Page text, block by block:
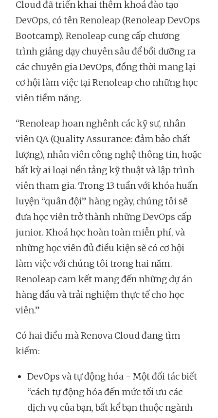
Cloud đã triển khai thêm khoá đào tạo
DevOps, có tên Renoleap (Renoleap DevOps
Bootcamp). Renoleap cung cấp chương
trình giảng dạy chuyên sâu để bồi dưỡng ra
các chuyên gia DevOps, đồng thời mang lại
cơ hội làm việc tại Renoleap cho những học
viên tiềm năng.
“Renoleap hoan nghênh các kỹ sư, nhân
viên QA (Quality Assurance: đảm bảo chất
lượng), nhân viên công nghệ thông tin, hoặc
bất kỳ ai loại nền tảng kỹ thuật và lập trình
viên tham gia. Trong 13 tuần với khóa huấn
luyện “quân đội” hàng ngày, chúng tôi sẽ
đưa học viên trở thành những DevOps cấp
junior. Khoá học hoàn toàn miễn phí, và
những học viên đủ điều kiện sẽ có cơ hội
làm việc với chúng tôi trong hai năm.
Renoleap cam kết mang đến những dự án
hàng đầu và trải nghiệm thực tế cho học
viên.”
Có hai điều mà Renova Cloud đang tìm
kiếm:
DevOps và tự động hóa - Một đối tác biết
“cách tự động hóa đến mức tối ưu các
dịch vụ của bạn, bất kể bạn thuộc ngành